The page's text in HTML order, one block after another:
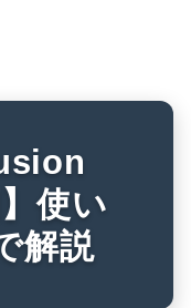
使い
解説